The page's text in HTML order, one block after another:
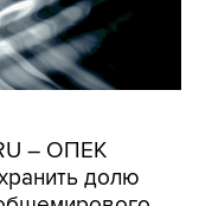
– ОПЕК
долю